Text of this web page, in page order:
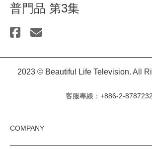
普門品 第3集
2023 © Beautiful Life Television. All
客服專線：+886-2-
COMPANY